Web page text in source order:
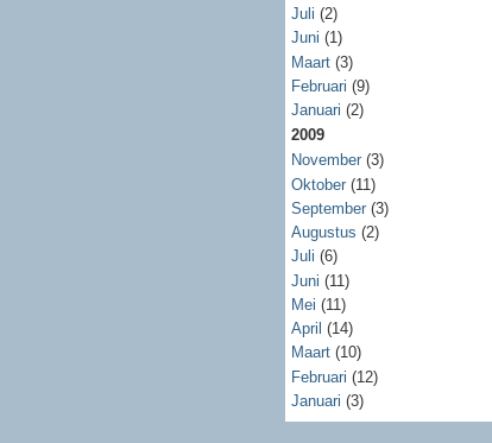
Juli (2)
Juni (1)
Maart(3)
Februari (9)
Januari (2)
2009
November(3)
Oktober(11)
September(3)
Augustus (2)
Juli (6)
Juni (11)
Mei (11)
April (14)
Maart(10)
Februari (12)
Januari (3)